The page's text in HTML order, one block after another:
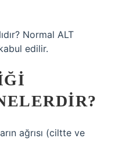
Normal ALT
edilir.
ağrısı (ciltte ve